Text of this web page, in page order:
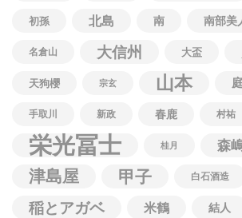
初孫 北島 南 南部美
名倉山 大信州 大盃
天狗櫻 宗玄 山本
手取川 新政 春鹿 村祐
栄光冨士 桂月 森
津島屋 甲子 白石酒造
稲とアガベ 米鶴 結人